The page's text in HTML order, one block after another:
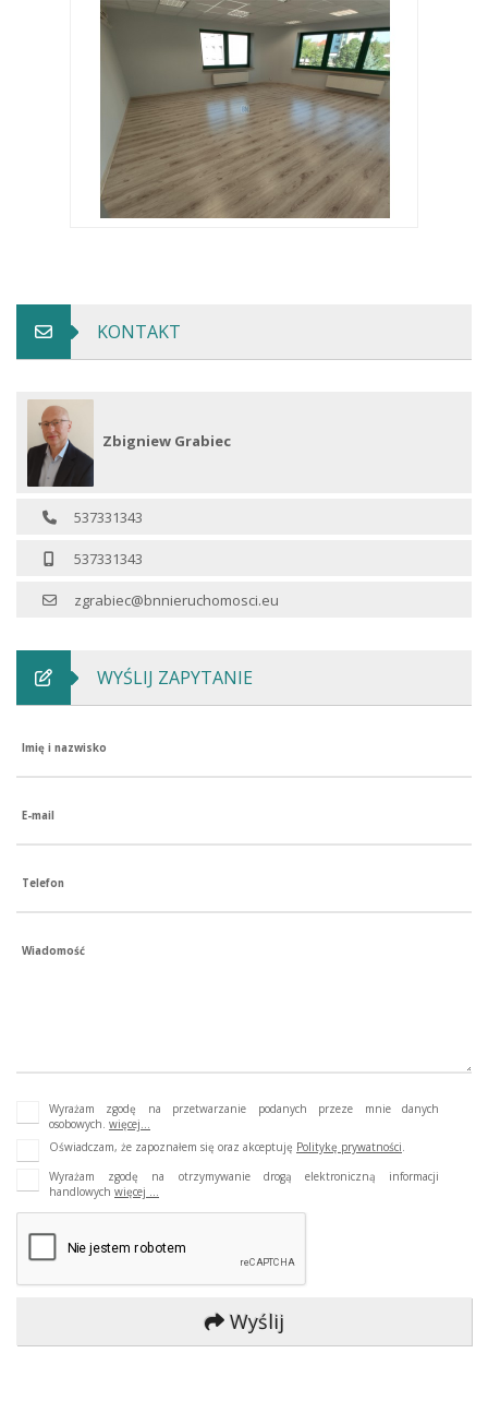
KONTAKT
Zbigniew Grabiec
537331343
537331343
zgrabiec@bnnieruchomosci.eu
WYŚLIJ ZAPYTANIE
Imię i nazwisko
E-mail
Telefon
Wiadomość
Wyrażam zgodę na przetwarzanie podanych przeze mnie danych
osobowych. więcej...
Oświadczam, że zapoznałem się oraz akceptuję Politykę prywatności
Wyrażam zgodę na otrzymywanie drogą elektroniczną informacji
handlowych więcej ...
Wyślij